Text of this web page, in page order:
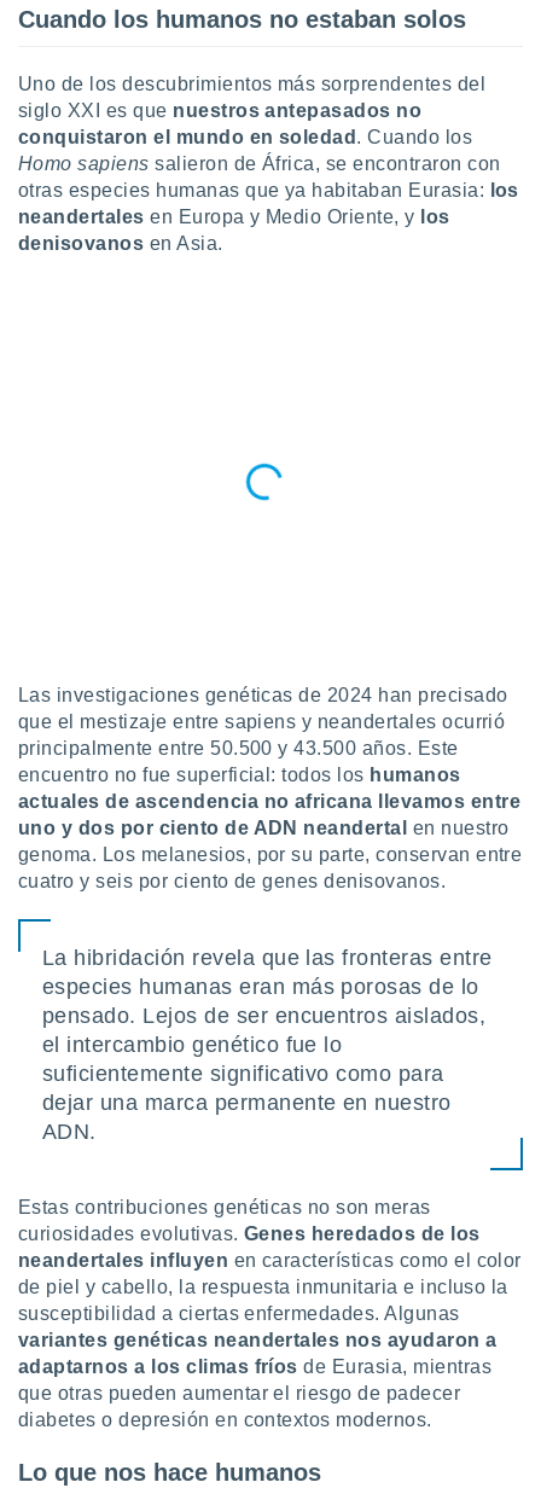
perfiles
crear un
uso de
la
contenido
publicidad
publicidad
de
1199
Cuando los humanos no estaban solos
Uno de los descubrimientos más sorprendentes del
siglo XXI es que nuestros antepasados no
conquistaron el mundo en soledad . Cuando los
Homo sapiens salieron de África, se encontraron con
otras especies humanas que ya habitaban Eurasia: los
neandertalesen Europa y Medio Oriente, y los
denisovanos en Asia.
Las investigaciones genéticas de 2024 han precisado
que el mestizaje entre sapiens y neandertales ocurrió
principalmente entre 50.500 y 43.500 años. Este
encuentro no fue superficial: todos los humanos
actuales de ascendencia no africana llevamos entre
uno y dos por ciento de ADN neandertal en nuestro
genoma. Los melanesios, por su parte, conservan entre
cuatro y seis por ciento de genes denisovanos.
La hibridación revela que las fronteras entre
especies humanas eran más porosas de lo
pensado. Lejos de ser encuentros aislados,
el intercambio genético fue lo
suficientemente significativo como para
dejar una marca permanente en nuestro
ADN.
Estas contribuciones genéticas no son meras
curiosidades evolutivas. Genes heredados de los
neandertales influyen en características como el color
de piel y cabello, la respuesta inmunitaria e incluso la
susceptibilidad a ciertas enfermedades. Algunas
variantes genéticas neandertales nos ayudaron a
adaptarnos a los climas fríos de Eurasia, mientras
que otras pueden aumentar el riesgo de padecer
diabetes o depresión en contextos modernos.
Lo que nos hace humanos